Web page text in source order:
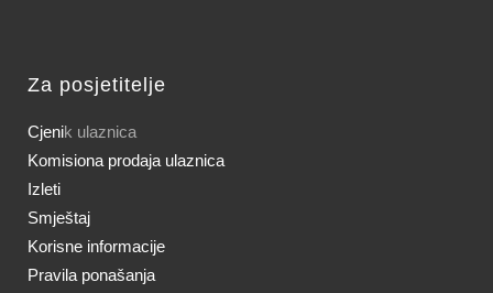
Za posjetitelje
Cjenik ulaznica
Komisiona prodaja ulaznica
Izleti
Smještaj
Korisne informacije
Pravila ponašanja